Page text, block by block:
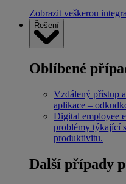
Zobrazit veškerou
Řešení
Oblíbené
Vzdálený přístup
aplikace –
Digital employee
problémy týkající
produktivitu.
Další případy